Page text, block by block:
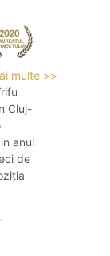
multe >>
Cluj-
anul
de